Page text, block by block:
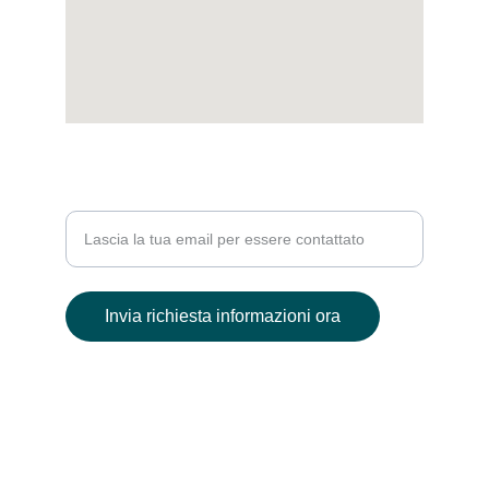
Invia richiesta informazioni ora